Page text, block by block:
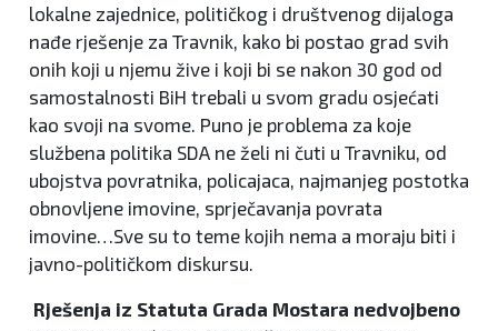
lokalne zajednice, političkog i društvenog dijaloga
nađe rješenje za Travnik, kako bi postao grad svih
onih koji u njemu žive i koji bi se nakon 30 god od
samostalnosti BiH trebali u svom gradu osjećati
kao svoji na svome. Puno je problema za koje
službena politika SDA ne želi ni čuti u Travniku, od
ubojstva povratnika, policajaca, najmanjeg postotka
obnovljene imovine, sprječavanja povrata
imovine…Sve su to teme kojih nema a moraju biti i
javno-političkom diskursu.
Rješenja iz Statuta Grada Mostara nedvojbeno